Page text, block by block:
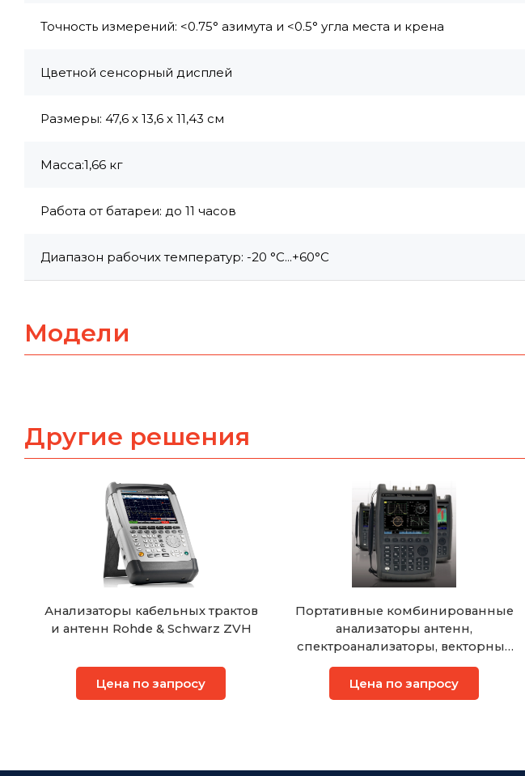
Точность измерений: <0.75° азимута и <0.5° угла места и крена
Цветной сенсорный дисплей
Размеры: 47,6 х 13,6 х 11,43 см
Масса:1,66 кг
Работа от батареи: до 11 часов
Диапазон рабочих температур: -20 °C...+60°C
Модели
Другие решения
Анализаторы кабельных трактов
и антенн Rohde & Schwarz ZVH
Цена по запросу
Портативные комбинированные
анализаторы антенн,
спектроанализаторы, векторные
анализаторы цепей Keysight
FieldFox
Цена по запросу